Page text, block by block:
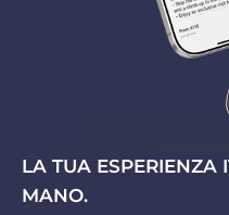
LA TUA ESPERIENZA
MANO.